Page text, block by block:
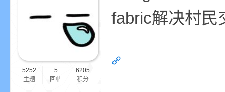
5252
主题
5
回帖
6205
积分
fabric解决村民